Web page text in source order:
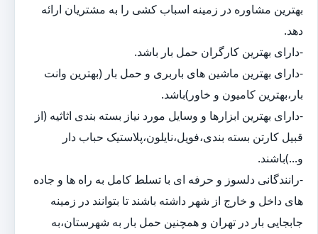
بهترین مشاوره در زمینه اسباب کشی را به مشتریان ارائه
دهد.
-دارای بهترین کارگران حمل بار باشد.
-دارای بهترین ماشین های باربری و حمل بار (بهترین وانت
بار،بهترین کامیون و خاور)باشد.
-دارای بهترین ابزارها و وسایل مورد نیاز بسته بندی اثاثیه (از
قبیل کارتن بسته بندی،فویل،نایلون،پلاستیک حباب دار
و...)باشند.
-رانندگانی دلسوز و حرفه ای با تسلط کامل به راه ها و جاده
های داخل و خارج از شهر داشته باشند تا بتوانند در زمینه
جابجایی بار در تهران و همچنین حمل بار به شهرستان،به